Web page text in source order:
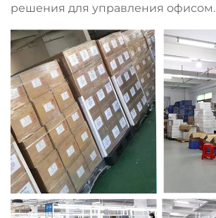
решения для управления офисом.